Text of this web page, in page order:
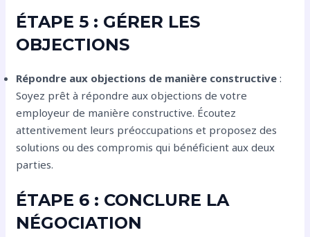
ÉTAPE 5 : GÉRER LES
OBJECTIONS
Répondre aux objections de manière constructive :
Soyez prêt à répondre aux objections de votre
employeur de manière constructive. Écoutez
attentivement leurs préoccupations et proposez des
solutions ou des compromis qui bénéficient aux deux
parties.
ÉTAPE 6 : CONCLURE LA
NÉGOCIATION